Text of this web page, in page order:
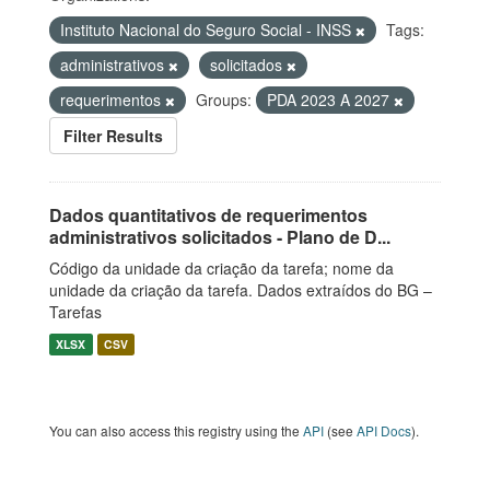
Instituto Nacional do Seguro Social - INSS
Tags:
administrativos
solicitados
requerimentos
Groups:
PDA 2023 A 2027
Filter Results
Dados quantitativos de requerimentos
administrativos solicitados - Plano de D...
Código da unidade da criação da tarefa; nome da
unidade da criação da tarefa. Dados extraídos do BG –
Tarefas
XLSX CSV
You can also access this registry using the API (see API Docs).